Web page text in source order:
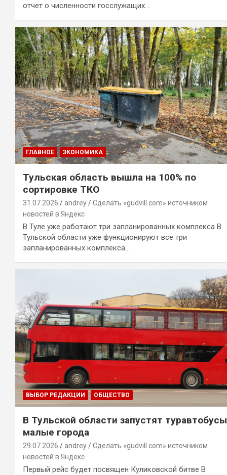
отчет о численности госслужащих…
ГЛАВНОЕ ЭКОНОМИКА
Тульская область вышла на 100% по
сортировке ТКО
31.07.2026 andrey
Сделать «gudvill.com» источником
новостей в Яндекс
В Туле уже работают три запланированных комплекса В
Тульской области уже функционируют все три
запланированных комплекса…
ВЫБОР РЕДАКЦИИ ОБЩЕСТВО
В Тульской области запустят
малые города
29.07.2026 andrey
Сделать «gudvill.com» источником
новостей в Яндекс
Первый рейс будет посвящен Куликовской битве В